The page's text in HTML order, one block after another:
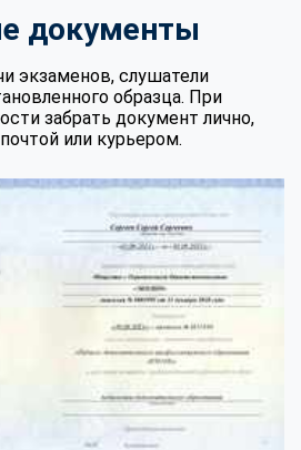
документы
экзаменов, слушатели
образца. При
забрать документ лично,
или курьером.